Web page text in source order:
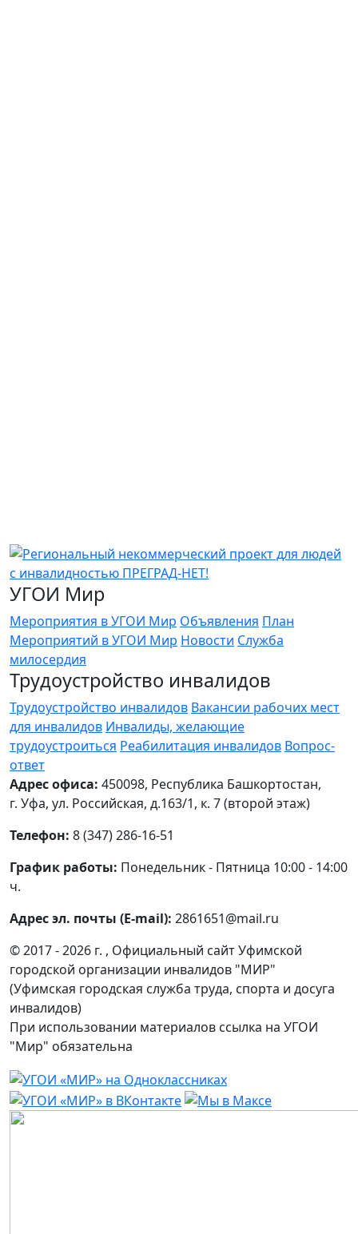
УГОИ Мир
Мероприятия в УГОИ Мир Объявления План
Мероприятий в УГОИ Мир Новости Служба
милосердия
Трудоустройство инвалидов
Трудоустройство инвалидов Вакансии рабочих мест
для инвалидов Инвалиды, желающие
трудоустроиться Реабилитация инвалидов Вопрос-
ответ
Адрес офиса: 450098, Республика Башкортостан,
г. Уфа, ул. Российская, д.163/1, к. 7 (второй этаж)
Телефон: 8 (347) 286-16-51
График работы: Понедельник - Пятница 10:00 - 14:00
ч.
Адрес эл. почты (E-mail): 2861651@mail.ru
© 2017 - 2026 г. , Официальный сайт Уфимской
городской организации инвалидов "МИР"
(Уфимская городская служба труда, спорта и досуга
инвалидов)
При использовании материалов ссылка на УГОИ
"Мир" обязательна